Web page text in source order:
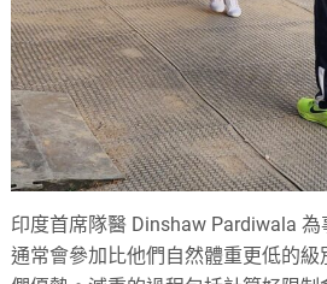
印度首席隊醫 Dinshaw Pardiwala
通常會參加比他們自然體重更低的